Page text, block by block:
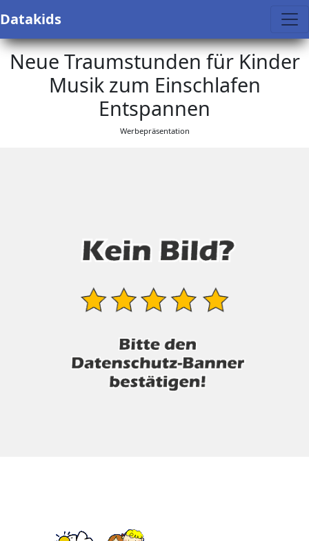
Datakids
Neue Traumstunden für Kinder
Musik zum Einschlafen
Entspannen
Werbepräsentation